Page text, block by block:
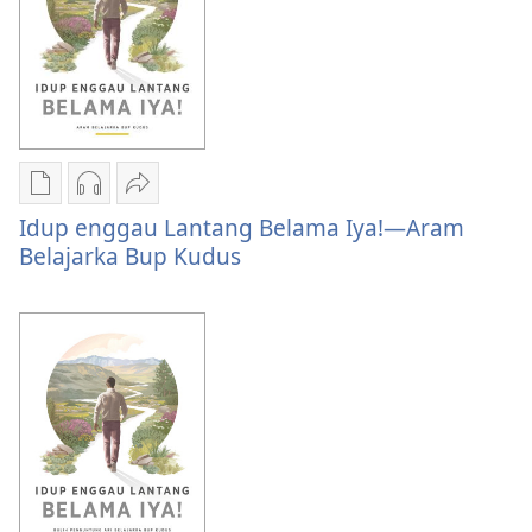
Chara
download
litaricha
Idup
enggau
Lantang
Belama
Iya!​
—
Aram
Belajarka
Chara
kena
download
ke
dirikut
Idup
enggau
Lantang
Belama
Iya!​
—
Kunsi
Idup
enggau
Belama
—
Aram
Belajarka
Bup
Kudus
Idup enggau Lantang Belama Iya!​—Aram
Belajarka Bup Kudus